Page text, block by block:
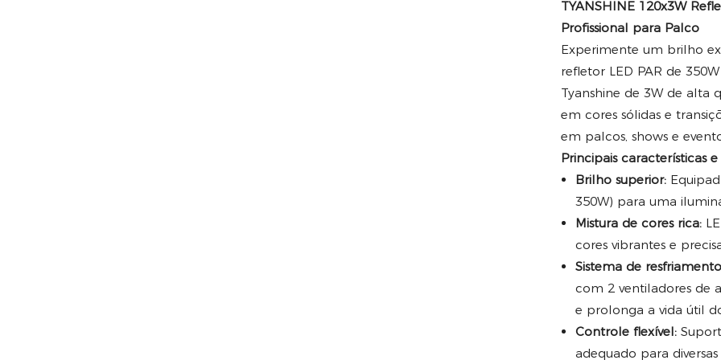
TYANSHINE 120x3W
Profissional para Palco
Experimente um brilho
refletor LED PAR de
Tyanshine de 3W de alta
em cores sólidas e
em palcos, shows e
Principais características
Brilho superior:
350W) para uma
Mistura de cores rica:
cores vibrantes e
Sistema de
com 2 ventiladores de
e prolonga a vida útil
Controle flexível:
adequado para